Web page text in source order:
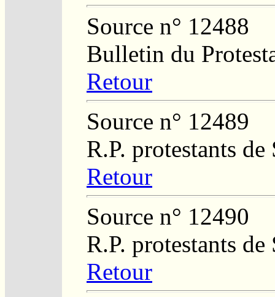
Source n° 12488
Bulletin du
Retour
Source n° 12489
R.P. protestants
Retour
Source n° 12490
R.P. protestants
Retour